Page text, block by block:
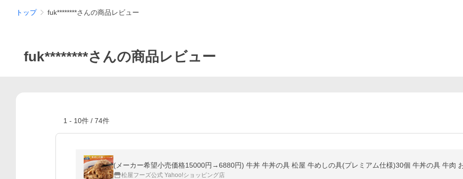
トップ fuk********さんの商品レビュー
fuk********さんの商品レビュー
1 - 10件 / 74件
(メーカー希望小売価格15000円→6880円) 牛丼 牛丼の具 松屋 牛めしの具(プレミアム仕様)30個 牛丼の具 牛肉
松屋フーズ公式 Yahoo!ショッピング店